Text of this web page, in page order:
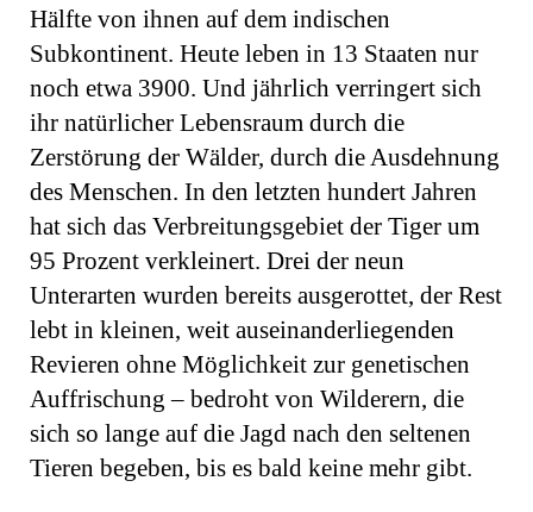
Hälfte von ihnen auf dem indischen
Subkontinent. Heute leben in 13 Staaten nur
noch etwa 3900. Und jährlich verringert sich
ihr natürlicher Lebensraum durch die
Zerstörung der Wälder, durch die Ausdehnung
des Menschen. In den letzten hundert Jahren
hat sich das Verbreitungsgebiet der Tiger um
95 Prozent verkleinert. Drei der neun
Unterarten wurden bereits ausgerottet, der Rest
lebt in kleinen, weit auseinanderliegenden
Revieren ohne Möglichkeit zur ge­netischen
Auffrischung – bedroht von Wilderern, die
sich so lange auf die Jagd nach den seltenen
Tieren begeben, bis es bald keine mehr gibt.